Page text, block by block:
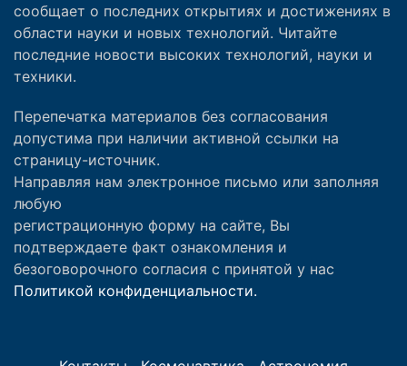
сообщает о последних открытиях и достижениях в
области науки и новых технологий. Читайте
последние новости высоких технологий, науки и
техники.
Перепечатка материалов без согласования
допустима при наличии активной ссылки на
страницу-источник.
Направляя нам электронное письмо или заполняя
любую
регистрационную форму на сайте, Вы
подтверждаете факт ознакомления и
безоговорочного согласия с принятой у нас
Политикой конфиденциальности.